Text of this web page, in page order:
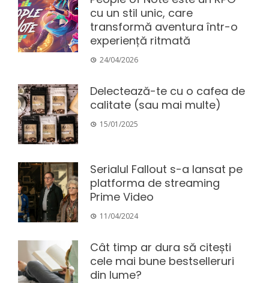
cu un stil unic, care
transformă aventura într-o
experiență ritmată
24/04/2026
Delectează-te cu o cafea de
calitate (sau mai multe)
15/01/2025
Serialul Fallout s-a lansat pe
platforma de streaming
Prime Video
11/04/2024
Cât timp ar dura să citești
cele mai bune bestselleruri
din lume?